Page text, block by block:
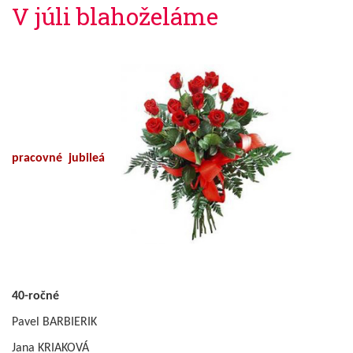
V júli blahoželáme
pracovné jubileá
40-ročné
Pavel BARBIERIK
Jana KRIAKOVÁ